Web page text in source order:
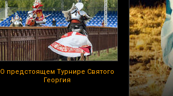
О предстоящем Турнире Святого
Георгия